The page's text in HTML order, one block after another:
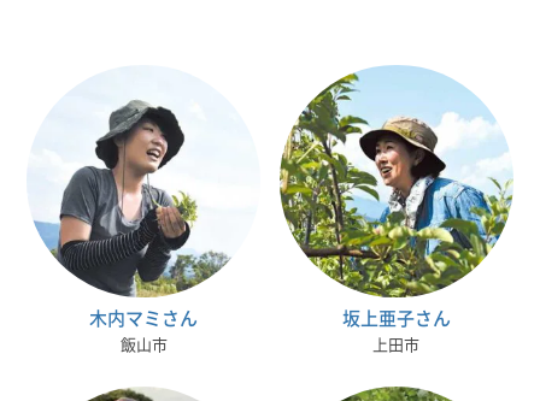
木内マミさん
飯山市
坂上亜子さん
上田市